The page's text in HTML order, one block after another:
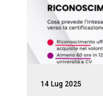
14 Lug 2025